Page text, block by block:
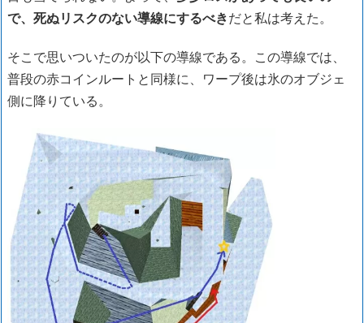
で、死ぬリスクのない導線にするべきだと私は考えた。
そこで思いついたのが以下の導線である。この導線では、
普段の赤コインルートと同様に、ワープ後は氷のオブジェ
側に降りている。